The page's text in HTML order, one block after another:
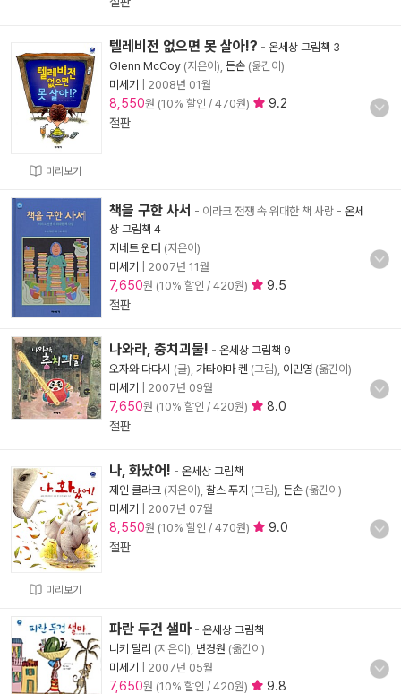
미리보기
텔레비전 없으면 못 살아!? - 온세상 그림책 3
Glenn McCoy (지은이), 든손 (옮긴이)
미세기
2008년 01월
8,550원 (10% 할인 / 470원)
9.2
절판
책을 구한 사서 - 이라크 전쟁 속 위대한 책 사랑 - 온세
상 그림책 4
지네트 윈터 (지은이)
미세기
2007년 11월
7,650원 (10% 할인 / 420원)
9.5
절판
나와라, 충치괴물! - 온세상 그림책 9
오자와 다다시 (글), 가타야마 켄 (그림), 이민영 (옮긴이)
미세기
2007년 09월
7,650원 (10% 할인 / 420원)
8.0
절판
미리보기
나, 화났어! - 온세상 그림책
제인 클라크 (지은이), 찰스 푸지 (그림), 든손 (옮긴이)
미세기
2007년 07월
8,550원 (10% 할인 / 470원)
9.0
절판
파란 두건 샐마 - 온세상 그림책
니키 달리 (지은이), 변경원 (옮긴이)
미세기
2007년 05월
7,650원 (10% 할인 / 420원) 9.8